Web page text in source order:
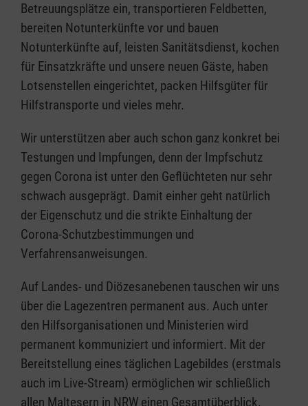
Betreuungsplätze ein, transportieren Feldbetten,
bereiten Notunterkünfte vor und bauen
Notunterkünfte auf, leisten Sanitätsdienst, kochen
für Einsatzkräfte und unsere neuen Gäste, haben
Lotsenstellen eingerichtet, packen Hilfsgüter für
Hilfstransporte und vieles mehr.
Wir unterstützen aber auch schon ganz konkret bei
Testungen und Impfungen, denn der Impfschutz
gegen Corona ist unter den Geflüchteten nur sehr
schwach ausgeprägt. Damit einher geht natürlich
der Eigenschutz und die strikte Einhaltung der
Corona-Schutzbestimmungen und
Verfahrensanweisungen.
Auf Landes- und Diözesanebenen tauschen wir uns
über die Lagezentren permanent aus. Auch unter
den Hilfsorganisationen und Ministerien wird
permanent kommuniziert und informiert. Mit der
Bereitstellung eines täglichen Lagebildes (erstmals
auch im Live-Stream) ermöglichen wir schließlich
allen Maltesern in NRW einen Gesamtüberblick.